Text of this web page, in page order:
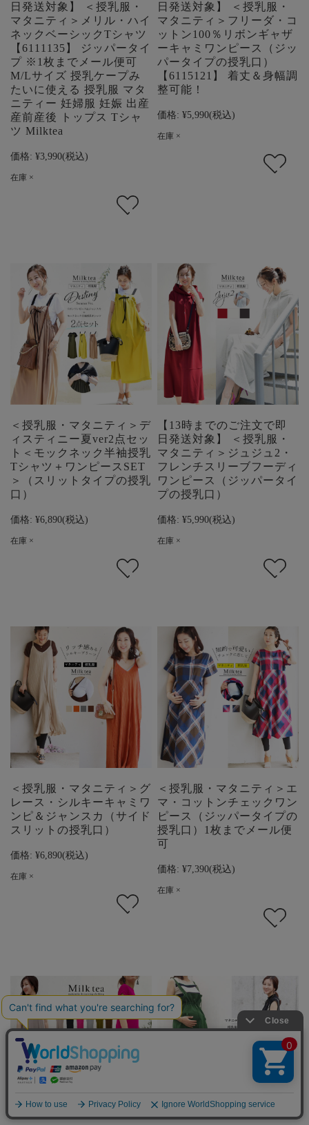
日発送対象】 ＜授乳服・
マタニティ＞メリル・ハイ
ネックベーシックTシャツ
【6111135】 ジッパータイ
プ ※1枚までメール便可
M/Lサイズ 授乳ケープみ
たいに使える 授乳服 マタ
ニティー 妊婦服 妊娠 出産
産前産後 トップス Tシャ
ツ Milktea
価格: ¥3,990(税込)
在庫 ×
日発送対象】 ＜授乳服・
マタニティ＞フリーダ・コ
ットン100％リボンギャザ
ーキャミワンピース（ジッ
パータイプの授乳口）
【6115121】 着丈＆身幅調
整可能！
価格: ¥5,990(税込)
在庫 ×
＜授乳服・マタニティ＞デ
ィスティニー夏ver2点セッ
ト＜モックネック半袖授乳
Tシャツ＋ワンピースSET
＞（スリットタイプの授乳
口）
価格: ¥6,890(税込)
在庫 ×
【13時までのご注文で即
日発送対象】 ＜授乳服・
マタニティ＞ジュジュ2・
フレンチスリーブフーディ
ワンピース（ジッパータイ
プの授乳口）
価格: ¥5,990(税込)
在庫 ×
＜授乳服・マタニティ＞グ
レース・シルキーキャミワ
ンピ＆ジャンスカ（サイド
スリットの授乳口）
価格: ¥6,890(税込)
在庫 ×
＜授乳服・マタニティ＞エ
マ・コットンチェックワン
ピース（ジッパータイプの
授乳口）1枚までメール便
可
価格: ¥7,390(税込)
在庫 ×